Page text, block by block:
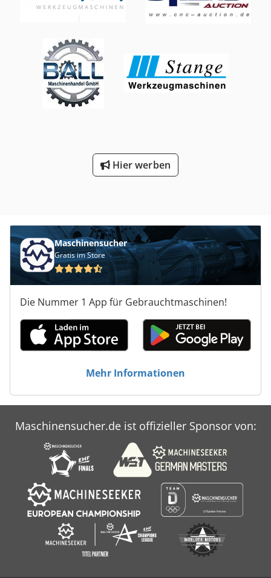
Leistungskabel, 10 m Encoder-Kabel Magazin C: 400 W
m Encoder-Kabel Software / Lizenzen: 5-Achs-Simultan-
Lizenz Achslizenzen Operator-Softwarelizenz Ausstattung:
Integrierter Schwenktisch / Schwenkbrückenaufbau
Papierbandfilteranlage Kühlmittel- / Filtereinheit
Schaltschrank Vollverkleidung Arbeitsraumbeleuchtung
Siemens-Bedienpult Zustand: Maschine in gepflegtem
Verfahrweg X-Achse 435 mm Verfahrweg Y-Achse 465 mm
15.000 U/min Spindelaufnahme MAS BBT 40 Spindelmotor
7,5/5,5 kW Magazinkapazität 90 Bei Fragen zur Maschine
stehen wir Ihnen gerne telefonisch oder per E-Mail zur
Verfügung. Schauen Sie sich gerne unsere anderen
Anzeigen an, um einen vollständigen Überblick über
unseren Lagerbestand zu erhalten.
Hier werben
Maschinensucher
Gratis im Store
Die Nummer 1 App für Gebrauchtmaschinen!
Mehr Informationen
Maschinensucher.de ist offizieller Sponsor von: